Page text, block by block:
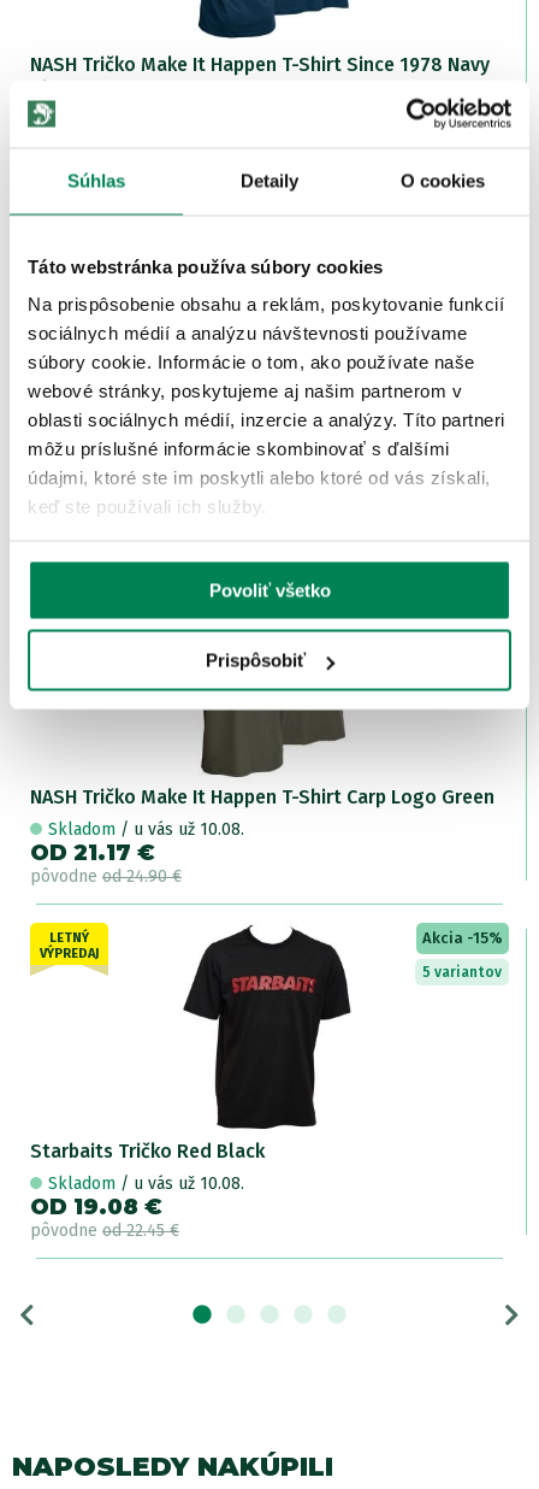
Súhlas Detaily O cookies
Táto webstránka používa súbory cookies
Na prispôsobenie obsahu a reklám, poskytovanie funkcií
sociálnych médií a analýzu návštevnosti používame
súbory cookie. Informácie o tom, ako používate naše
webové stránky, poskytujeme aj našim partnerom v
oblasti sociálnych médií, inzercie a analýzy. Títo partneri
môžu príslušné informácie skombinovať s ďalšími
údajmi, ktoré ste im poskytli alebo ktoré od vás získali,
keď ste používali ich služby.
Povoliť všetko
Prispôsobiť
NASH Tričko Make It Happen T-Shirt Since 1978 Navy
Blue
Skladom
pôvodne
NASH Tričko Make It Happen T-Shirt Carp Logo Ecru
Skladom/ u vás už 10.08.
OD 21.17 €
pôvodne
5 variantov
NASH Tričko Make It Happen T-Shirt Carp Logo Green
Skladom / u vás už 10.08.
OD 21.17 €
pôvodne od 24.90 €
LETNÝ
VÝPREDAJ
Akcia -15%
5 variantov
Starbaits Tričko Red Black
Skladom / u vás už 10.08.
OD 19.08 €
pôvodne od 22.45 €
NAPOSLEDY NAKÚPILI